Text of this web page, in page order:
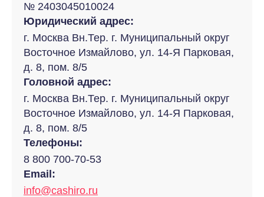
№ 2403045010024
Юридический адрес:
г. Москва Вн.Тер. г. Муниципальный округ
Восточное Измайлово, ул. 14-Я Парковая,
д. 8, пом. 8/5
Головной адрес:
г. Москва Вн.Тер. г. Муниципальный округ
Восточное Измайлово, ул. 14-Я Парковая,
д. 8, пом. 8/5
Телефоны:
8 800 700-70-53
Email:
info@cashiro.ru